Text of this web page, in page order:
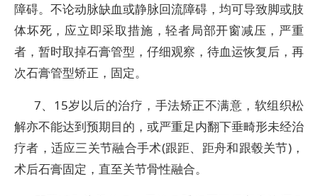
障碍。不论动脉缺血或静脉回流障碍，均可导致脚或肢
体坏死，应立即采取措施，轻者局部开窗减压，严重
者，暂时取掉石膏管型，仔细观察，待血运恢复后，再
次石膏管型矫正，固定。
7、15岁以后的治疗，手法矫正不满意，软组织松
解亦不能达到预期目的，或严重足内翻下垂畸形未经治
疗者，适应三关节融合手术(跟距、距舟和跟毂关节)，
术后石膏固定，直至关节骨性融合。